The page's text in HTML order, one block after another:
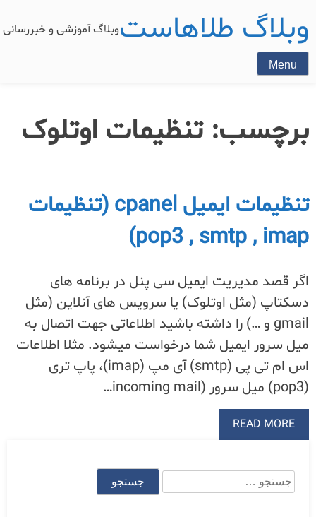
وبلاگ طلاهاستوبلاگ آموزشی و
Menu
برچسب:تنظیمات اوتلوک
تنظیمات ایمیل cpanel (تنظیمات
pop3 , smtp , imap)
اگر قصد مدیریت ایمیل سی پنل در برنامه های
دسکتاپ (مثل اوتلوک) یا سرویس های آنلاین (مثل
gmail و …) را داشته باشید اطلاعاتی جهت اتصال به
میل سرور ایمیل شما درخواست میشود. مثلا اطلاعات
اس ام تی پی (smtp) آی مپ (imap)، پاپ تری
(pop3) میل سرور (incoming mail…
READ MORE
جستجو
برای: